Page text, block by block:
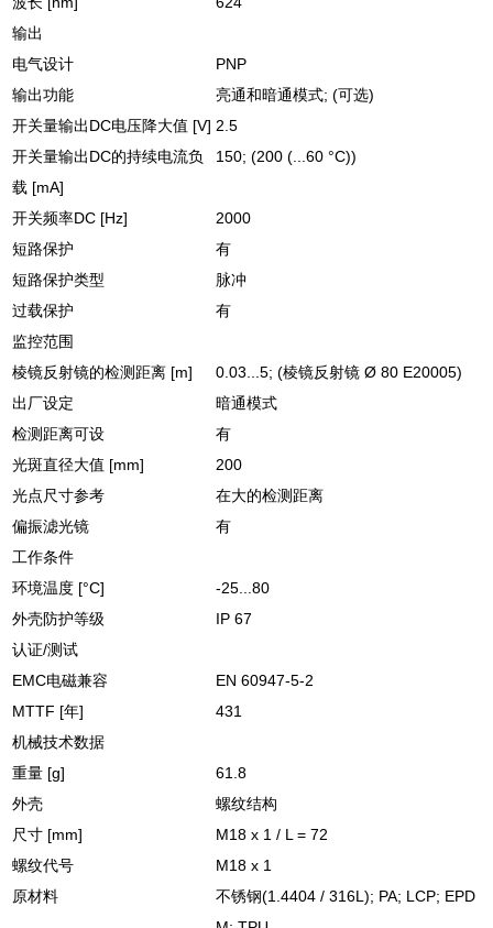
输出
电气设计
PNP
输出功能
亮通和暗通模式; (可选)
开关量输出DC电压降大值 [V] 2.5
开关量输出DC的持续电流负
载 [mA]
150; (200 (...60 °C))
开关频率DC [Hz]
2000
短路保护
有
短路保护类型
脉冲
过载保护
有
监控范围
棱镜反射镜的检测距离 [m]
0.03...5; (棱镜反射镜 Ø 80 E20005)
出厂设定
暗通模式
检测距离可设
有
光斑直径大值 [mm]
200
光点尺寸参考
在大的检测距离
偏振滤光镜
有
工作条件
环境温度 [°C]
-25...80
外壳防护等级
IP 67
认证/测试
EMC电磁兼容
EN 60947-5-2
MTTF [年]
431
机械技术数据
重量 [g]
61.8
外壳
螺纹结构
尺寸 [mm]
M18 x 1 / L = 72
螺纹代号
M18 x 1
原材料
不锈钢(1.4404 / 316L); PA; LCP; EPD